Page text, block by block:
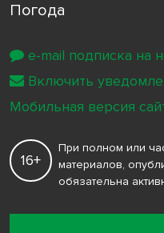
Погода
16+
При полном или
материалов,
обязательна
e-mail подписка на
Включить
Мобильная версия